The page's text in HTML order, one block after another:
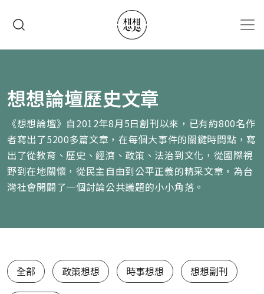
搜尋
想想論壇歷史文章
《想想論壇》自2012年8月5日創刊以來，已有約800名作
者寫出了5200多篇文章，在每個大事件的關鍵時間點，寫
出了從教育、歷史、經濟、政策、法治到文化，從國際視
野到在地關懷，從民主自由到公平正義的精采文章，為台
灣社會開闢了一個討論公共議題的小小角落。
想想1.0（舊站）
全部 政策想想 時事想想 想想副刊